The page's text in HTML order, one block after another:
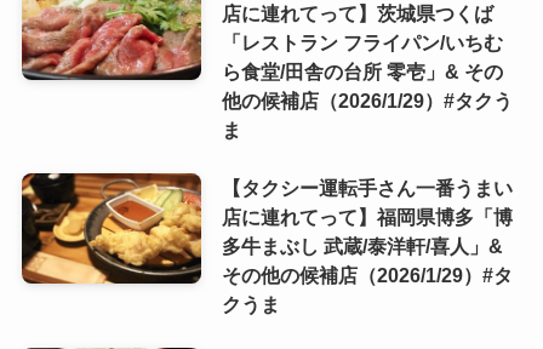
店に連れてって】茨城県つくば
「レストラン フライパン/いちむ
ら食堂/田舎の台所 零壱」& その
他の候補店（2026/1/29）#タクう
ま
【タクシー運転手さん一番うまい
店に連れてって】福岡県博多「博
多牛まぶし 武蔵/泰洋軒/喜人」&
その他の候補店（2026/1/29）#タ
クうま